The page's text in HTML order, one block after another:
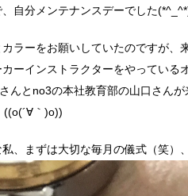
自分メンテナンスデーでした
ラーをお願いしていたのですが、
ーインストラクターをやっている
んとno3の本社教育部の山口さん
((o(´∀｀)o))
、まずは大切な毎月の儀式（笑）